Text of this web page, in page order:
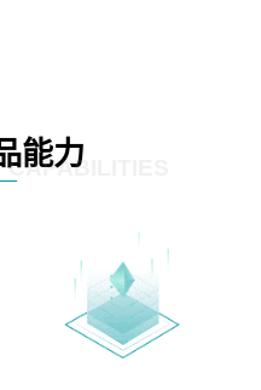
能力
CAPABILITIES